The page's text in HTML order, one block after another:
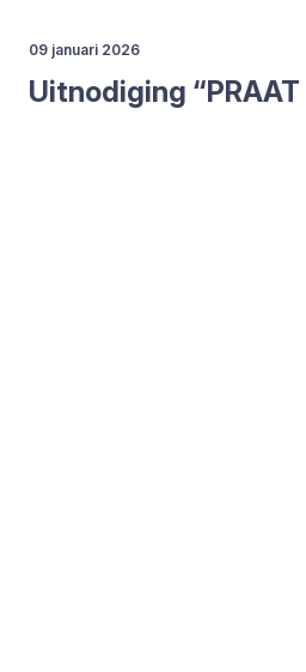
09 januari 2026
Uit­no­di­ging “PRAAT